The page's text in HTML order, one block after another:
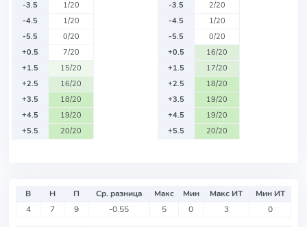
-3.5
1/20
-4.5
1/20
-5.5
0/20
+0.5
7/20
+1.5
15/20
+2.5
16/20
+3.5
18/20
+4.5
19/20
+5.5
20/20
-3.5
2/20
-4.5
1/20
-5.5
0/20
+0.5
16/20
+1.5
17/20
+2.5
18/20
+3.5
19/20
+4.5
19/20
+5.5
20/20
В Н П Ср. разница Макс Мин Макс ИТ
Мин ИТ
4
7 9 -0.55 5 0 3 0